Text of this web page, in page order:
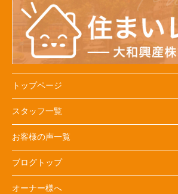
トップページ
スタッフ一覧
お客様の声一覧
ブログトップ
オーナー様へ